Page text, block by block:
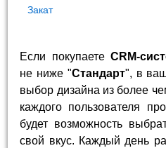
Закат
Если покупаете CRM-
не ниже "Стандарт", в
выбор дизайна из более
каждого пользователя
будет возможность
свой вкус. Каждый день